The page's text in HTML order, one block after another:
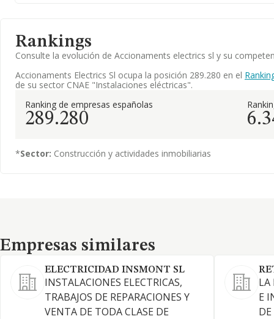
Rankings
Consulte la evolución de Accionaments electrics sl y su
Accionaments Electrics Sl ocupa la posición 289.280 en el
de su sector CNAE "Instalaciones eléctricas".
Ranking de empresas españolas
289.280
*Sector: Construcción y actividades inmobiliarias
Empresas similares
Empresas similares
ELECTRICIDAD INSMONT SL
INSTALACIONES ELECTRICAS,
TRABAJOS DE REPARACIONES Y
VENTA DE TODA CLASE DE
LA
E